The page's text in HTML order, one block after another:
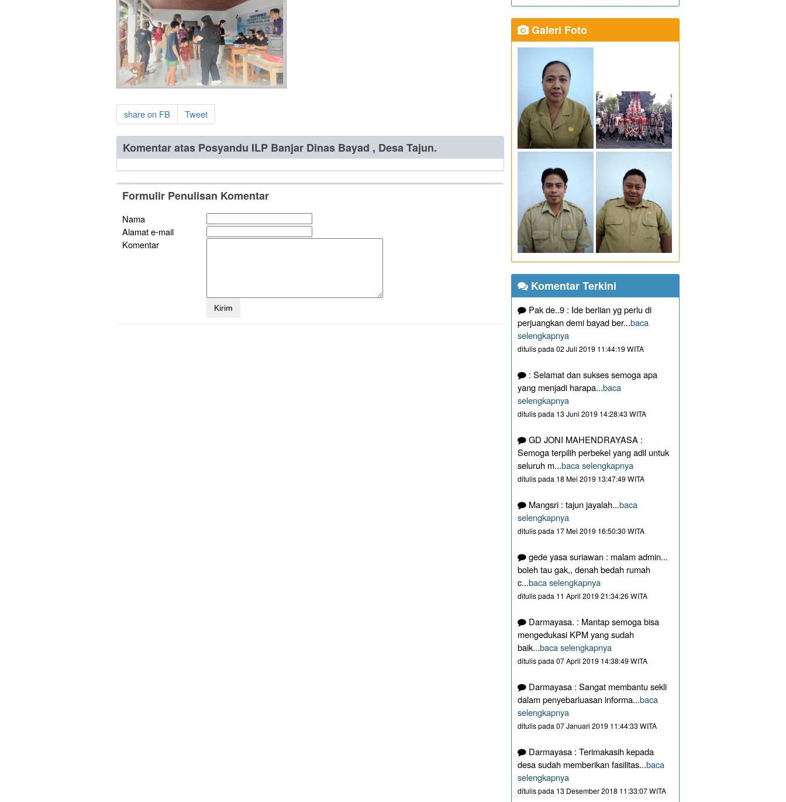
share on FB Tweet
Komentar atas Posyandu ILP Banjar Dinas Bayad , Desa Tajun.
Formulir Penulisan Komentar
Nama
Alamat e-mail
Komentar
Galeri Foto
Komentar Terkini
Pak de..9 : Ide berlian yg perlu di
perjuangkan demi bayad ber...baca
selengkapnya
ditulis pada 02 Juli 2019 11:44:19 WITA
: Selamat dan sukses semoga apa
yang menjadi harapa...baca
selengkapnya
ditulis pada 13 Juni 2019 14:28:43 WITA
GD JONI MAHENDRAYASA :
Semoga terpilih perbekel yang adil untuk
seluruh m...baca selengkapnya
ditulis pada 18 Mei 2019 13:47:49 WITA
Mangsri : tajun jayalah...baca
selengkapnya
ditulis pada 17 Mei 2019 16:50:30 WITA
gede yasa suriawan : malam admin...
boleh tau gak,, denah bedah rumah
c...baca selengkapnya
ditulis pada 11 April 2019 21:34:26 WITA
Darmayasa. : Mantap semoga bisa
mengedukasi KPM yang sudah
baik...baca selengkapnya
ditulis pada 07 April 2019 14:38:49 WITA
Darmayasa : Sangat membantu sekli
dalam penyebarluasan informa...baca
selengkapnya
ditulis pada 07 Januari 2019 11:44:33 WITA
Darmayasa : Terimakasih kepada
desa sudah memberikan fasilitas...baca
selengkapnya
ditulis pada 13 Desember 2018 11:33:07 WITA